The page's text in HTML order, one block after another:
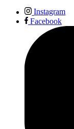
Instagram
Facebook